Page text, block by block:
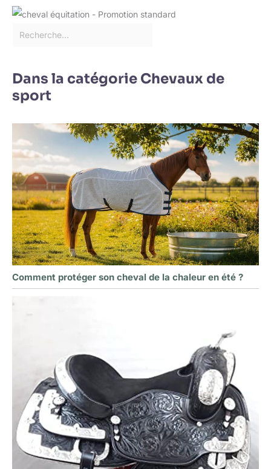
Dans la catégorie Chevaux de
sport
Comment protéger son cheval de la chaleur en été ?